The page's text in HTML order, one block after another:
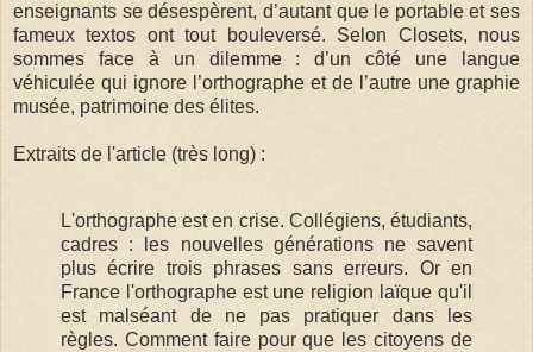
enseignants se désespèrent, d’autant que le portable et ses
fameux textos ont tout bouleversé. Selon Closets, nous
sommes face à un dilemme : d’un côté une langue
véhiculée qui ignore l’orthographe et de l’autre une graphie
musée, patrimoine des élites.
Extraits de l'article (très long) :
L'orthographe est en crise. Collégiens, étudiants,
cadres : les nouvelles générations ne savent
plus écrire trois phrases sans erreurs. Or en
France l'orthographe est une religion laïque qu'il
est malséant de ne pas pratiquer dans les
règles. Comment faire pour que les citoyens de